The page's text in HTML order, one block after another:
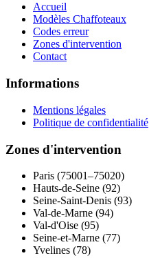
Accueil
Modèles Chaffoteaux
Codes erreur
Zones d'intervention
Contact
Informations
Mentions légales
Politique de confidentialité
Zones d'intervention
Paris (75001–75020)
Hauts-de-Seine (92)
Seine-Saint-Denis (93)
Val-de-Marne (94)
Val-d'Oise (95)
Seine-et-Marne (77)
Yvelines (78)